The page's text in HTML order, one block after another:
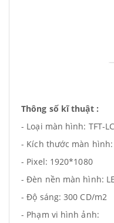
Thông số kĩ thuật :
- Loại màn hình: TFT-
- Kích thước màn hình:
- Pixel: 1920*1080
- Đèn nền màn hình:
- Độ sáng: 300 CD/m2
- Phạm vi hình ảnh: